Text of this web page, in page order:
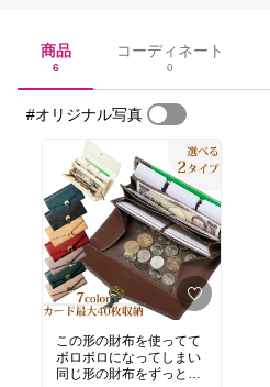
商品
6
コーディネート
0
#オリジナル写真
この形の財布を使ってて
ボロボロになってしまい
同じ形の財布をずっと探